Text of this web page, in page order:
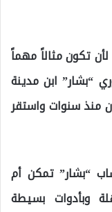
تكون مثالاً مهماً
“بشار” ابن مدينة
منذ سنوات واستقر
“بشار” تمكن أم
وبأدوات بسيطة